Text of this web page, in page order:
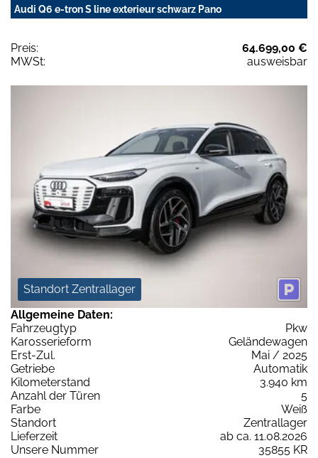
Audi Q6 e-tron S line exterieur schwarz Pano
Preis:
64.699,00 €
MWSt:
ausweisbar
Standort Zentrallager
Allgemeine Daten:
Fahrzeugtyp
Pkw
Karosserieform
Geländewagen
Erst-Zul.
Mai / 2025
Getriebe
Automatik
Kilometerstand
3.940 km
Anzahl der Türen
5
Farbe
Weiß
Standort
Zentrallager
Lieferzeit
ab ca. 11.08.2026
Unsere Nummer
35855 KR